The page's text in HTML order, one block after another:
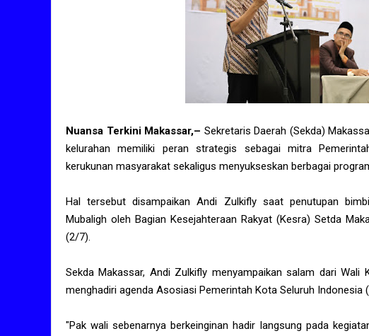
Nuansa Terkini Makassar,– Sekretaris Daerah (Sekda)
kelurahan memiliki peran strategis sebagai mitra
kerukunan masyarakat sekaligus menyukseskan berbagai
Hal tersebut disampaikan Andi Zulkifly saat penutupan
Mubaligh oleh Bagian Kesejahteraan Rakyat (Kesra) Setda
(2/7).
Sekda Makassar, Andi Zulkifly menyampaikan salam dari Wali
menghadiri agenda Asosiasi Pemerintah Kota Seluruh Indonesia
"Pak wali sebenarnya berkeinginan hadir langsung pada